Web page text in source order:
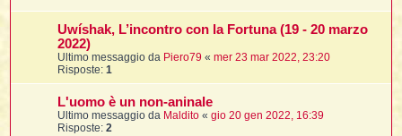
Uwíshak, L’incontro con la Fortuna (19 - 20 marzo
2022)
Ultimo messaggio da Piero79 «mer 23 mar 2022, 23:20
Risposte:1
L'uomo è un non-aninale
Ultimo messaggio da Maldito «gio 20 gen 2022, 16:39
Risposte:2